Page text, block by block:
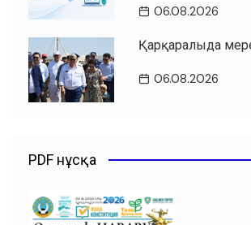
06.08.2026
Қарқаралыда
06.08.2026
PDF нұсқа